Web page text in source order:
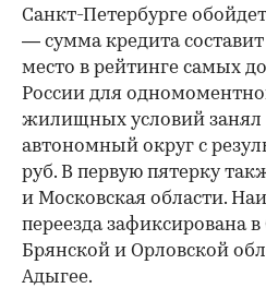
Санкт-Петербурге
— сумма кредита
место в рейтинге самых
России для
жилищных условий
автономный округ с
руб. В первую пятерку
и Московская области.
переезда зафиксирована
Брянской и Орловской
Адыгее.